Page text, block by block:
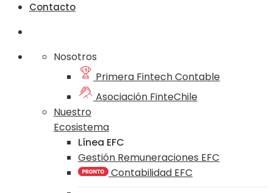
Contacto
Nosotros
Primera Fintech Contable
Asociación FinteChile
Nuestro
Ecosistema
Línea EFC
Gestión Remuneraciones EFC
Contabilidad EFC